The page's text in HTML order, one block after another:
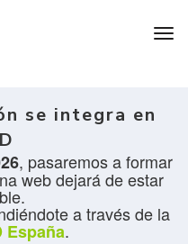
se integra en
, pasaremos a formar
web dejará de estar
a través de la
España.